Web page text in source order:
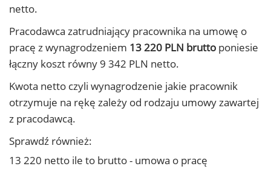
netto.
Pracodawca zatrudniający pracownika na umowę o
pracę z wynagrodzeniem 13 220 PLN brutto poniesie
łączny koszt równy 9 342 PLN netto.
Kwota netto czyli wynagrodzenie jakie pracownik
otrzymuje na rękę zależy od rodzaju umowy zawartej
z pracodawcą.
Sprawdź również:
13 220 netto ile to brutto - umowa o pracę